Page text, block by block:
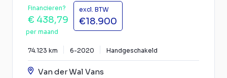
Financieren?
€ 438,79
per maand
excl. BTW
€18.900
74.123 km 6-2020 Handgeschakeld
Van der Wal Vans